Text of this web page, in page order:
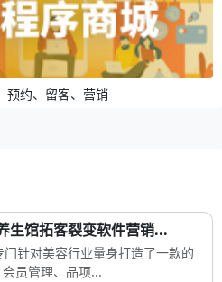
预约、留客、营销
生馆拓客裂变软件营销...
针对美容行业量身打造了一款的
员管理、品项...